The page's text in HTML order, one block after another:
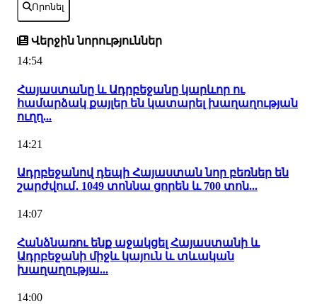
Որոնել
Վերջին նորություններ
14:54
Հայաստանը և Ադրբեջանը կարևոր ու
համարձակ քայլեր են կատարել խաղաղության
ուղղ...
14:21
Ադրբեջանով դեպի Հայաստան նոր բեռներ են
շարժվում․ 1049 տոննա ցորեն և 700 տոն...
14:07
Հանձնառու ենք աջակցել Հայաստանի և
Ադրբեջանի միջև կայուն և տևական
խաղաղությա...
14:00